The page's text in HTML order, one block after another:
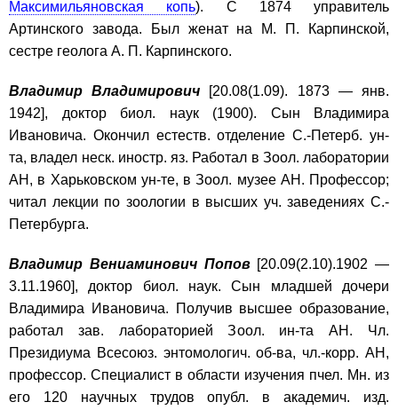
Максимильяновская копь). С 1874 управитель
Артинского завода. Был женат на М. П. Карпинской,
сестре геолога А. П. Карпинского.
Владимир Владимирович [20.08(1.09). 1873 — янв.
1942], доктор биол. наук (1900). Сын Владимира
Ивановича. Окончил естеств. отделение С.-Петерб. ун-
та, владел неск. иностр. яз. Работал в Зоол. лаборатории
АН, в Харьковском ун-те, в Зоол. музее АН. Профессор;
читал лекции по зоологии в высших уч. заведениях С.-
Петербурга.
Владимир Вениаминович Попов[20.09(2.10).1902 —
3.11.1960], доктор биол. наук. Сын младшей дочери
Владимира Ивановича. Получив высшее образование,
работал зав. лабораторией Зоол. ин-та АН. Чл.
Президиума Всесоюз. энтомологич. об-ва, чл.-корр. АН,
профессор. Специалист в области изучения пчел. Мн. из
его 120 научных трудов опубл. в академич. изд.